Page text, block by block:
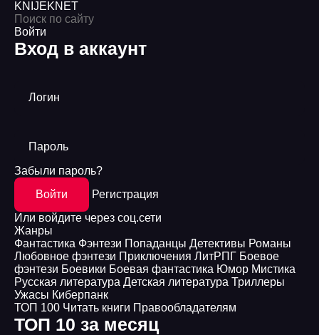
KNIJEKNET
Войти
Вход в аккаунт
Логин
Пароль
Забыли пароль?
Войти
Регистрация
Или войдите через соц.сети
Жанры
Фантастика Фэнтези Попаданцы Детективы Романы
Любовное фэнтези Приключения ЛитРПГ Боевое
фэнтези Боевики Боевая фантастика Юмор Мистика
Русская литература Детская литература Триллеры
Ужасы Киберпанк
ТОП 100 Читать книги Правообладателям
ТОП 10 за месяц